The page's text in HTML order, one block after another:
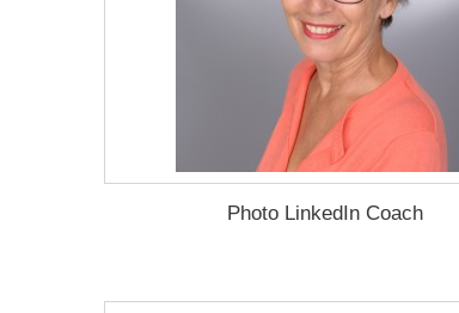
Photo LinkedIn Coach